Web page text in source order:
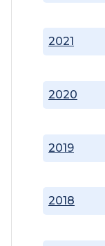
2018
2019
2020
2021